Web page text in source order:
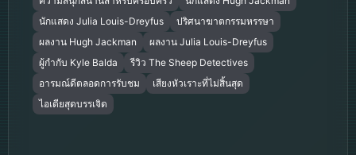
นักแสดง Julia Louis-Dreyfus
ปริศนาฆาตกรรมหรรษา
ผลงาน Hugh Jackman
ผลงาน Julia Louis-Dreyfus
ผู้กำกับ Kyle Balda
รีวิว The Sheep Detectives
อารมณ์ดีตลอดการรับชม
เสียงหัวเราะที่ไม่สิ้นสุด
ไอเดียสุดบรรเจิด